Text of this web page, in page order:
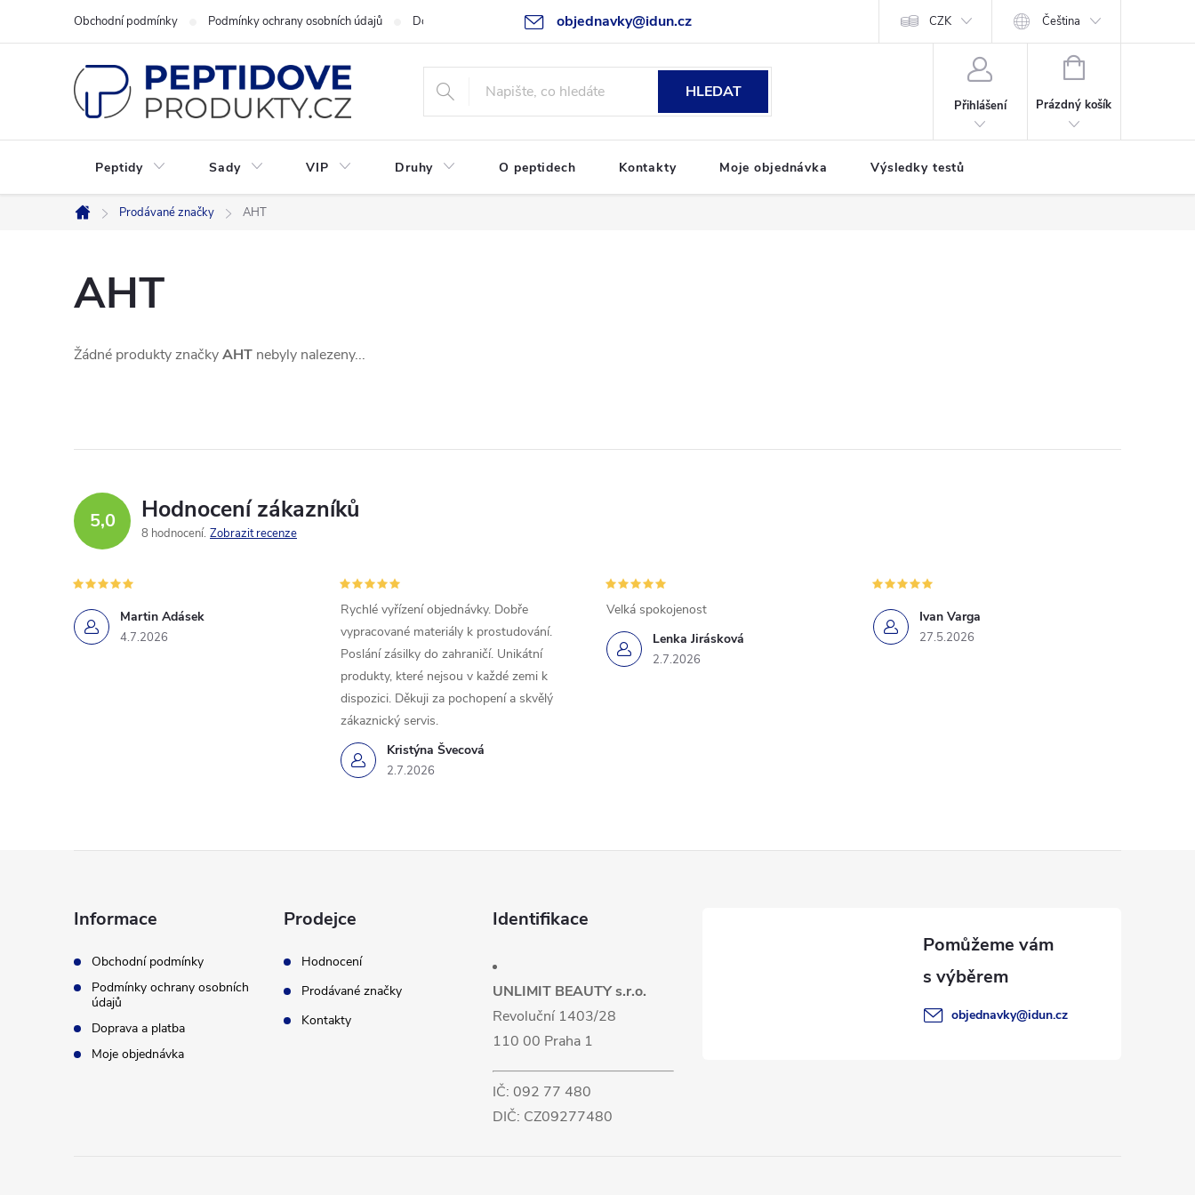
objednavky@idun.cz
Obchodní podmínky Podmínky ochrany osobních údajů Doprava a platba Moje objednávka CZK Čeština
HLEDAT
Přihlášení
NÁKUPNÍ
Prázdný košík
Peptidy Sady VIP Druhy O peptidech Kontakty Moje objednávka Výsledky testů
Domů
Prodávané značky AHT
AHT
Žádné produkty značkyAHT nebyly nalezeny...
5,0 Hodnocení zákazníků
8 hodnocení Zobrazit recenze
Martin Adásek
4.7.2026
Kristýna Švecová
2.7.2026
Rychlé vyřízení objednávky. Dobře
vypracované materiály k prostudování.
Poslání zásilky do zahraničí. Unikátní
produkty, které nejsou v každé zemi k
dispozici. Děkuji za pochopení a skvělý
zákaznický servis.
Lenka Jirásková
2.7.2026
Velká spokojenost Ivan Varga
27.5.2026
Informace
Obchodní podmínky
Podmínky ochrany osobních
údajů
Doprava a platba
Moje objednávka
Prodejce
Hodnocení
Prodávané značky
Kontakty
Identifikace
UNLIMIT BEAUTY s.r.o.
Revoluční 1403/28
110 00 Praha 1
IČ: 092 77 480
DIČ: CZ09277480
objednavky@idun.cz